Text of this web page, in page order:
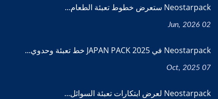
Neostarpack ستعرض خطوط تعبئة الطعام...
02 Jun, 2026
Neostarpack في JAPAN PACK 2025 خط تعبئة وحدوي...
07 Oct, 2025
Neostarpack لعرض ابتكارات تعبئة السوائل...